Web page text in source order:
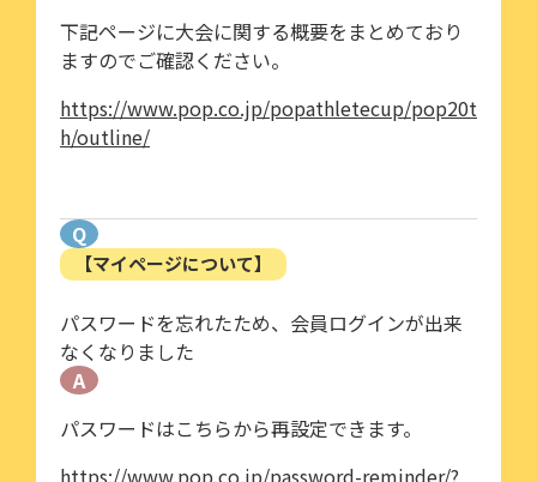
下記ページに大会に関する概要をまとめており
ますのでご確認ください。
https://www.pop.co.jp/popathletecup/pop20t
h/outline/
Q
【マイページについて】
パスワードを忘れたため、会員ログインが出来
なくなりました
A
パスワードはこちらから再設定できます。
https://www.pop.co.jp/password-reminder/?